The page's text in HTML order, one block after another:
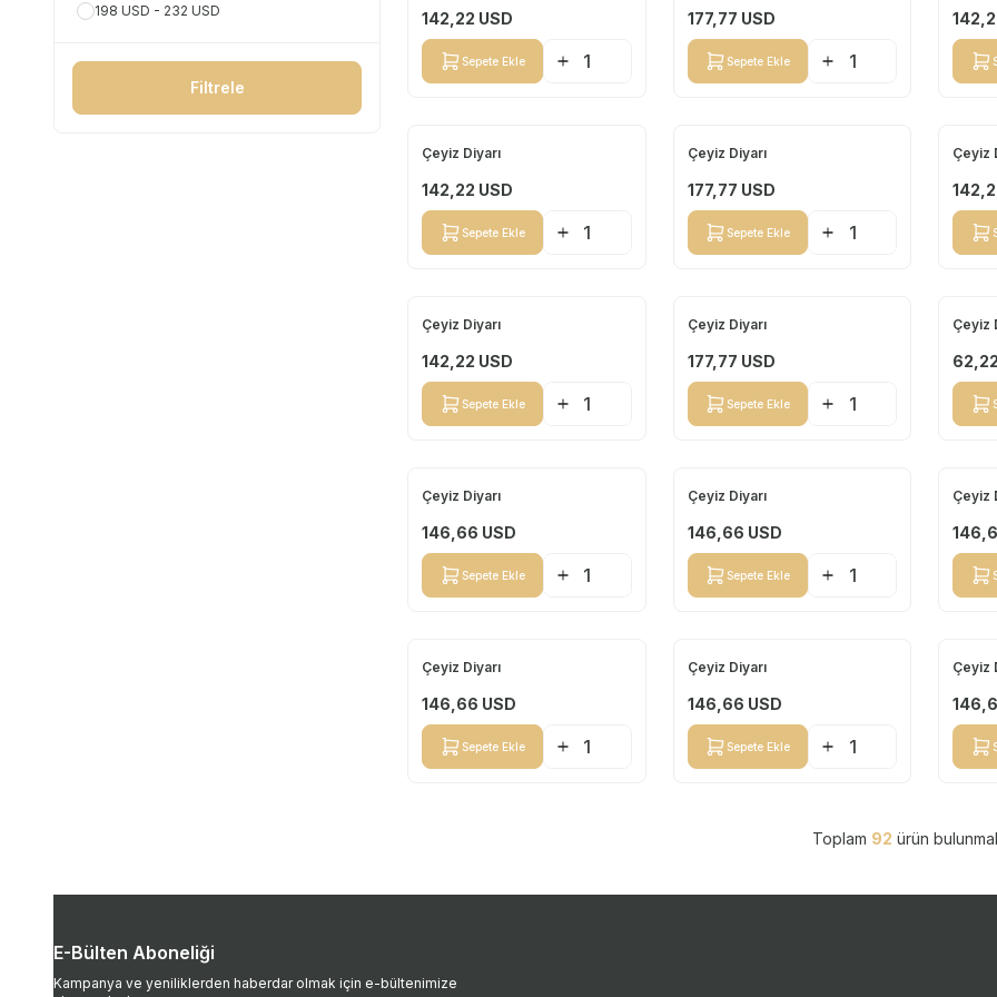
198 USD - 232 USD
Filtrele
142,22 USD
Sepete Ekle
177,77 USD
Sepete Ekle
Yeni
Çeyiz Diyarı
142,22 USD
Sepete Ekle
Yeni
Çeyiz Diyarı
177,77 USD
Sepete Ekle
Yeni
Çeyiz
Yeni
Çeyiz Diyarı
142,22 USD
Sepete Ekle
Yeni
Çeyiz Diyarı
177,77 USD
Sepete Ekle
Yeni
Çeyiz
62,22
Yeni
Çeyiz Diyarı
146,66 USD
Sepete Ekle
Yeni
Çeyiz Diyarı
146,66 USD
Sepete Ekle
Yeni
Çeyiz
Yeni
Çeyiz Diyarı
146,66 USD
Sepete Ekle
Yeni
Çeyiz Diyarı
146,66 USD
Sepete Ekle
Yeni
Çeyiz
Toplam 92 ürün
E-Bülten Aboneliği
Kampanya ve yeniliklerden haberdar olmak için e-bültenimize